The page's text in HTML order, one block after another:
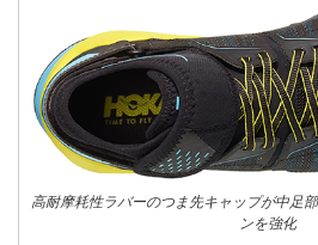
高耐摩耗性ラバーのつま先キャップが中足
ンを強化